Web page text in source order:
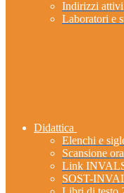
Indirizzi attivi
Laboratori e
Didattica
Elenchi e
Scansione
Link
SOST-